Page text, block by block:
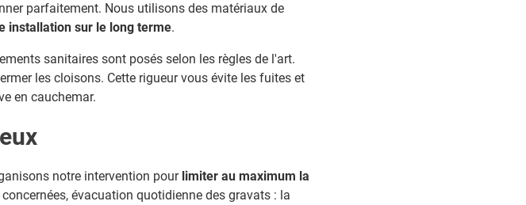
parfaitement. Nous utilisons des matériaux de
installation sur le long terme.
sanitaires sont posés selon les règles de l'art.
les cloisons. Cette rigueur vous évite les fuites et
en cauchemar.
notre intervention pour limiter au maximum la
évacuation quotidienne des gravats : la